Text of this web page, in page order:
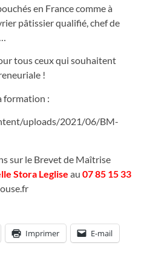
en France comme à
pâtissier qualifié, chef de
tous ceux qui souhaitent
!
formation :
uploads/2021/06/BM-
sur le Brevet de Maîtrise
Stora Leglise au 07 85 15 33
Imprimer E-mail